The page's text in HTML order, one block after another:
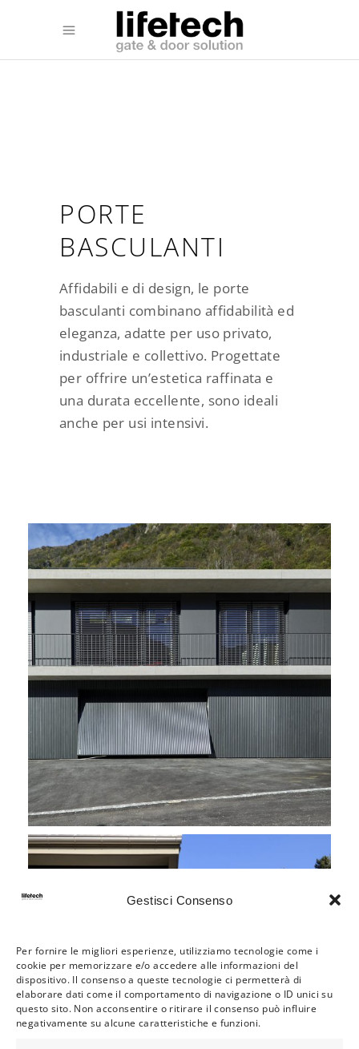
Gestisci Consenso
Per fornire le migliori esperienze, utilizziamo tecnologie come i
cookie per memorizzare e/o accedere alle informazioni del
dispositivo. Il consenso a queste tecnologie ci permetterà di
elaborare dati come il comportamento di navigazione o ID unici su
questo sito. Non acconsentire o ritirare il consenso può influire
negativamente su alcune caratteristiche e funzioni.
PORTE
BASCULANTI
Affidabili e di design, le porte
basculanti combinano affidabilità ed
eleganza, adatte per uso privato,
industriale e collettivo. Progettate
per offrire un’estetica raffinata e
una durata eccellente, sono ideali
anche per usi intensivi.
PROJECT 6125
Porte garage basculanti
PROJECT 7032
Porte garage basculanti